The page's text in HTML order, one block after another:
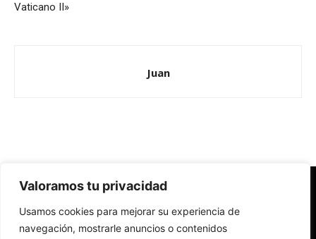
Valoramos tu privacidad
Usamos cookies para mejorar su experiencia de
navegación, mostrarle anuncios o contenidos
Vaticano II»
Juan
Redes Cristianas
Una mirada alternativa sobre la Iglesia católica y la sociedad
- Colectivos de Redes Cristianas